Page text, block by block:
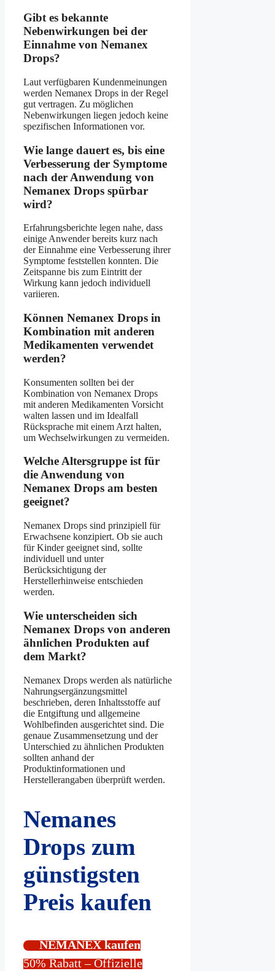
Gibt es bekannte
Nebenwirkungen bei der
Einnahme von Nemanex
Drops?
Laut verfügbaren Kundenmeinungen
werden Nemanex Drops in der Regel
gut vertragen. Zu möglichen
Nebenwirkungen liegen jedoch keine
spezifischen Informationen vor.
Wie lange dauert es, bis eine
Verbesserung der Symptome
nach der Anwendung von
Nemanex Drops spürbar
wird?
Erfahrungsberichte legen nahe, dass
einige Anwender bereits kurz nach
der Einnahme eine Verbesserung ihrer
Symptome feststellen konnten. Die
Zeitspanne bis zum Eintritt der
Wirkung kann jedoch individuell
variieren.
Können Nemanex Drops in
Kombination mit anderen
Medikamenten verwendet
werden?
Konsumenten sollten bei der
Kombination von Nemanex Drops
mit anderen Medikamenten Vorsicht
walten lassen und im Idealfall
Rücksprache mit einem Arzt halten,
um Wechselwirkungen zu vermeiden.
Welche Altersgruppe ist für
die Anwendung von
Nemanex Drops am besten
geeignet?
Nemanex Drops sind prinzipiell für
Erwachsene konzipiert. Ob sie auch
für Kinder geeignet sind, sollte
individuell und unter
Berücksichtigung der
Herstellerhinweise entschieden
werden.
Wie unterscheiden sich
Nemanex Drops von anderen
ähnlichen Produkten auf
dem Markt?
Nemanex Drops werden als natürliche
Nahrungsergänzungsmittel
beschrieben, deren Inhaltsstoffe auf
die Entgiftung und allgemeine
Wohlbefinden ausgerichtet sind. Die
genaue Zusammensetzung und der
Unterschied zu ähnlichen Produkten
sollten anhand der
Produktinformationen und
Herstellerangaben überprüft werden.
Nemanes
Drops zum
günstigsten
Preis kaufen
NEMANEX kaufen
50% Rabatt – Offizielle